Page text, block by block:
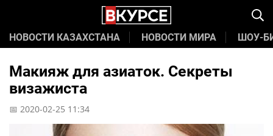
НОВОСТИ КАЗАХСТАНА НОВОСТИ МИРА ШОУ-
Макияж для азиаток. Секреты
визажиста
📅 2020-02-25 11:34